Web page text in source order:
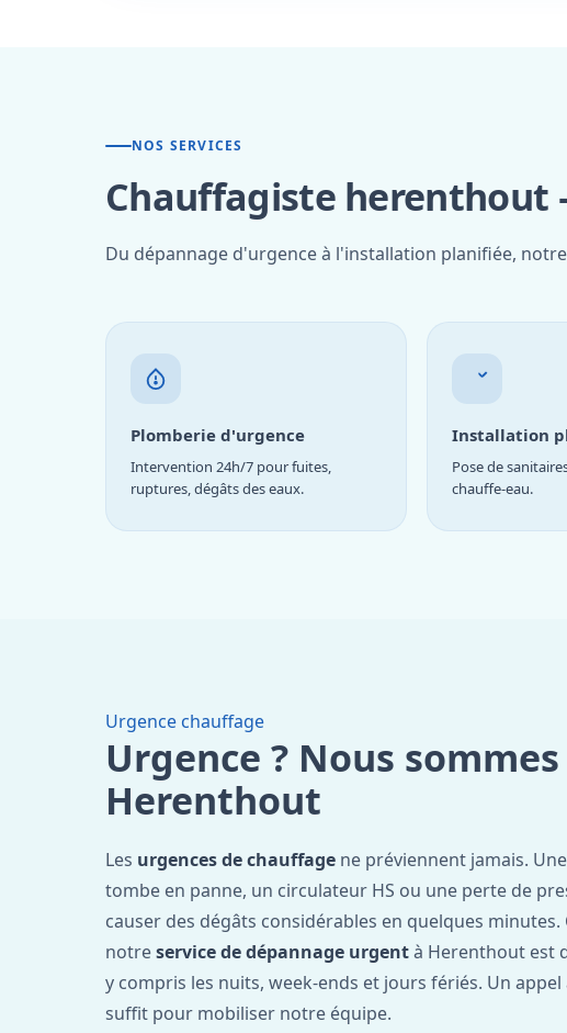
NOS SERVICES
Chauffagiste herenthout
Du dépannage d'urgence à l'installation planifiée,
Plomberie d'urgence
Intervention 24h/7 pour fuites,
ruptures, dégâts des eaux.
Installation
Pose de
chauffe-eau.
Urgence chauffage
Urgence ? Nous
Herenthout
Les urgences de chauffage ne préviennent jamais.
tombe en panne, un circulateur HS ou une perte de
causer des dégâts considérables en quelques
notreservice de dépannage urgentà Herenthout est
y compris les nuits, week-ends et jours fériés. Un appel
suffit pour mobiliser notre équipe.